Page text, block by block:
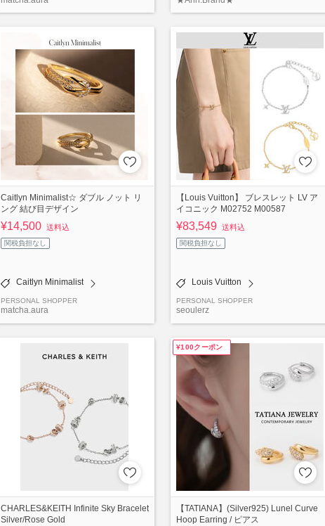
Caitlyn Minimalist☆ ダブル ノット リ
ング 結び目デザイン
¥14,500 送料込
関税負担なし
Caitlyn Minimalist
PERSONAL SHOPPER
matcha.aura
【Louis Vuitton】 ブレスレット LV ア
イコニック M02752 M00587
¥83,549 送料込
関税負担なし
Louis Vuitton
PERSONAL SHOPPER
seoulerz
CHARLES&KEITH Infinite Sky Bracelet
Silver/Rose Gold
¥100クーポン
【TATIANA】(Silver925) Lunel Curve
Hoop Earring / ピアス